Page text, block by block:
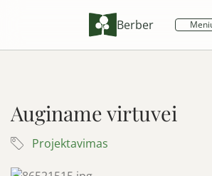
Berber
Auginame virtuvei
Projektavimas